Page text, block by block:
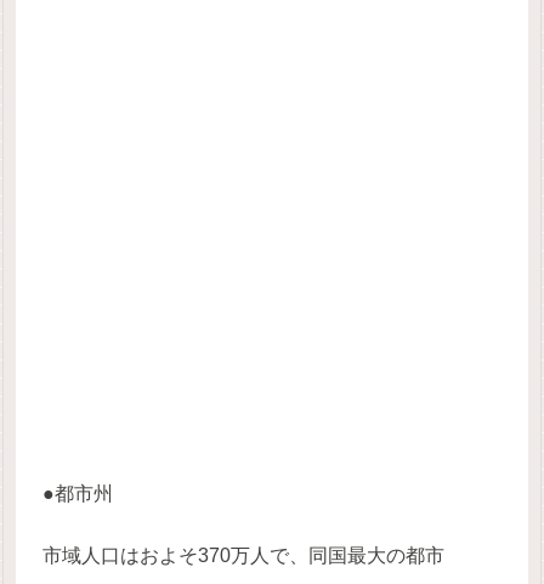
●都市州
市域人口はおよそ370万人で、同国最大の都市